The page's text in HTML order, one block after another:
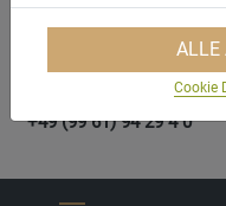
+49 (99 61) 94 29 4 0
ALLE
Cookie